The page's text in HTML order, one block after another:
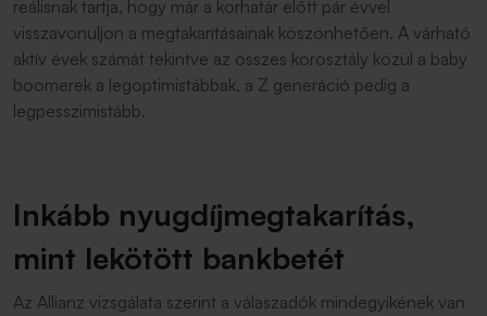
reálisnak tartja, hogy már a korhatár előtt pár évvel
visszavonuljon a megtakarításainak köszönhetően. A várható
aktív évek számát tekintve az összes korosztály közül a baby
boomerek a legoptimistábbak, a Z generáció pedig a
legpesszimistább.
Inkább nyugdíjmegtakarítás,
mint lekötött bankbetét
Az Allianz vizsgálata szerint a válaszadók mindegyikének van